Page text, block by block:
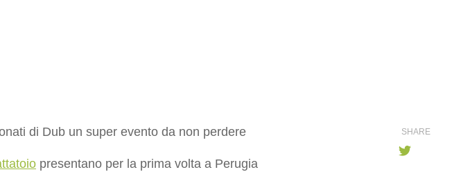
di Dub un super evento da non perdere
presentano per la prima volta a Perugia
SHARE